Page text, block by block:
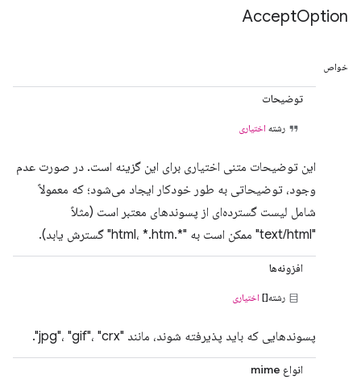
AcceptOption
خواص
توضیحات
رشته اختیاری
این توضیحات متنی اختیاری برای این گزینه است. در صورت عدم
وجود، توضیحاتی به طور خودکار ایجاد می‌شود؛ که معمولاً
شامل لیست گسترده‌ای از پسوندهای معتبر است (مثلاً
"text/html" ممکن است به "*.html، *.htm" گسترش یابد).
افزونه‌ها
رشته[] اختیاری
پسوندهایی که باید پذیرفته شوند، مانند "jpg"، "gif"، "crx".
انواع mime